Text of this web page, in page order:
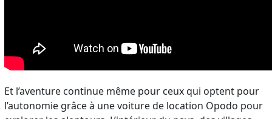
Et l’aventure continue même pour ceux qui optent pour
l’autonomie grâce à une voiture de location Opodo pour